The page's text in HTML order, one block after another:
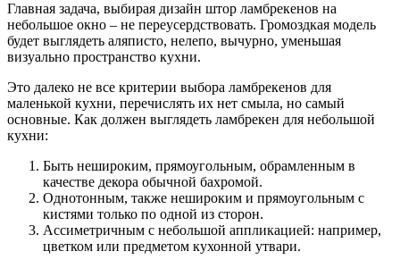
Главная задача, выбирая дизайн штор ламбрекенов на
небольшое окно – не переусердствовать. Громоздкая модель
будет выглядеть аляписто, нелепо, вычурно, уменьшая
визуально пространство кухни.
Это далеко не все критерии выбора ламбрекенов для
маленькой кухни, перечислять их нет смыла, но самый
основные. Как должен выглядеть ламбрекен для небольшой
кухни:
Быть нешироким, прямоугольным, обрамленным в
качестве декора обычной бахромой.
Однотонным, также нешироким и прямоугольным с
кистями только по одной из сторон.
Ассиметричным с небольшой аппликацией: например,
цветком или предметом кухонной утвари.